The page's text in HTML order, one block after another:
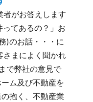
者がお答えします
てあるの？」お
)のお話・・・に
さまによく聞かれ
で弊社の意見で
ム及び不動産を
抱く、不動産業